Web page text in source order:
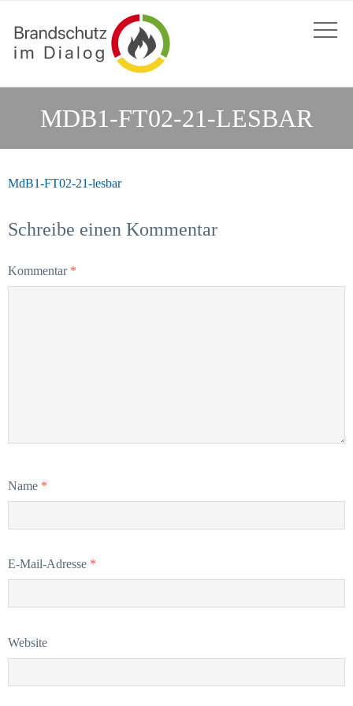
MDB1-FT02-21-LESBAR
MdB1-FT02-21-lesbar
Schreibe einen Kommentar
Kommentar *
Name *
E-Mail-Adresse *
Website